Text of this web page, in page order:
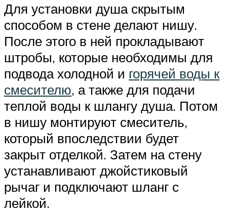
Для установки душа скрытым
способом в стене делают нишу.
После этого в ней прокладывают
штробы, которые необходимы для
подвода холодной и горячей воды к
смесителю, а также для подачи
теплой воды к шлангу душа. Потом
в нишу монтируют смеситель,
который впоследствии будет
закрыт отделкой. Затем на стену
устанавливают джойстиковый
рычаг и подключают шланг с
лейкой.